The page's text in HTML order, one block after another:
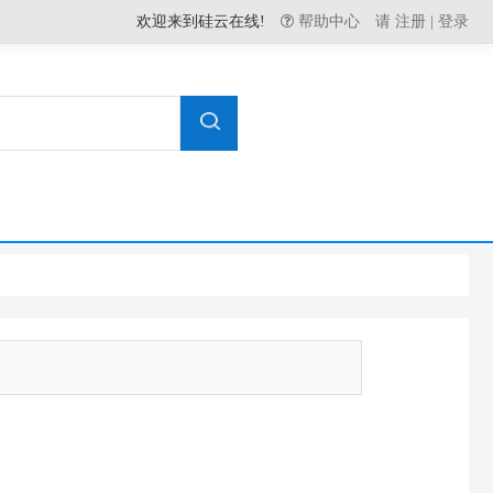
欢迎来到硅云在线! 帮助中心 请 注册 | 登录